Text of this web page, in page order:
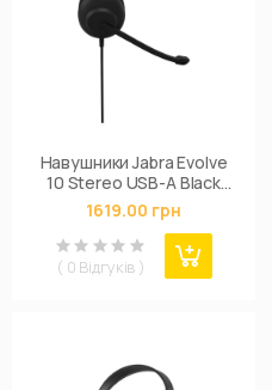
Навушники Jabra Evolve
10 Stereo USB-A Black
(2699-820-109)
1619.00 грн
( 0 Відгуків )